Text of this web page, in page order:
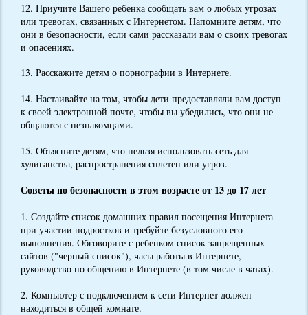
12. Приучите Вашего ребенка сообщать вам о любых угрозах
или тревогах, связанных с Интернетом. Напомните детям, что
они в безопасности, если сами рассказали вам о своих тревогах
и опасениях.
13. Расскажите детям о порнографии в Интернете.
14. Настаивайте на том, чтобы дети предоставляли вам доступ
к своей электронной почте, чтобы вы убедились, что они не
общаются с незнакомцами.
15. Объясните детям, что нельзя использовать сеть для
хулиганства, распространения сплетен или угроз.
Советы по безопасности в этом возрасте от 13 до 17 лет
1. Создайте список домашних правил посещения Интернета
при участии подростков и требуйте безусловного его
выполнения. Обговорите с ребенком список запрещенных
сайтов ("черный список"), часы работы в Интернете,
руководство по общению в Интернете (в том числе в чатах).
2. Компьютер с подключением к сети Интернет должен
находиться в общей комнате.